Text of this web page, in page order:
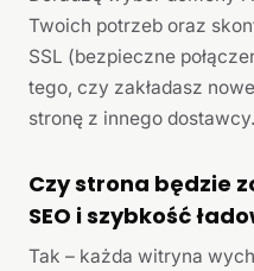
Twoich potrzeb oraz
SSL (bezpieczne
tego, czy zakładasz
stronę z innego dostawcy.
Czy strona będzie
SEO i szybkość
Tak – każda witryna